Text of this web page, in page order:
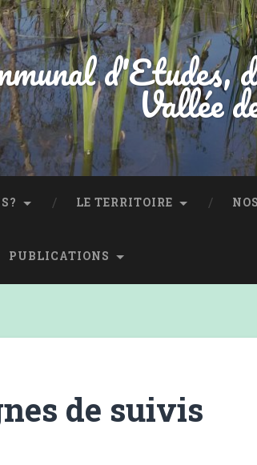
d'Etudes,
Vallée
LE TERRITOIRE
PUBLICATIONS
de suivis